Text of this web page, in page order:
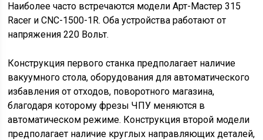
Наиболее часто встречаются модели Арт-Мастер 315
Racer и CNC-1500-1R. Оба устройства работают от
напряжения 220 Вольт.
Конструкция первого станка предполагает наличие
вакуумного стола, оборудования для автоматического
избавления от отходов, поворотного магазина,
благодаря которому фрезы ЧПУ меняются в
автоматическом режиме. Конструкция второй модели
предполагает наличие круглых направляющих деталей,